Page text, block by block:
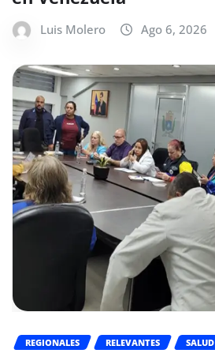
Luis Molero Ago 6, 2026
REGIONALES RELEVANTES SALUD